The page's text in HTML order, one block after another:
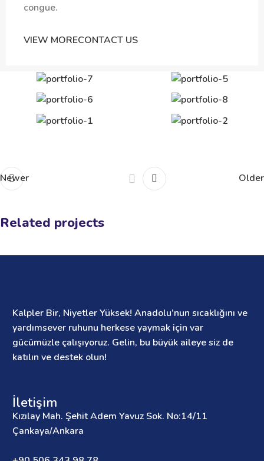
congue.
VIEW MORECONTACT US
Newer Older
Related projects
Kalpler Bir, Niyetler Yüksek! Anadolu’nun sıcaklığını ve
yardımsever ruhunu herkese yaymak için var
gücümüzle çalışıyoruz. Gelin, bu büyük aileye siz de
katılın ve destek olun!
İletişim
Kızılay Mah. Şehit Adem Yavuz Sok. No:14/11
Çankaya/Ankara